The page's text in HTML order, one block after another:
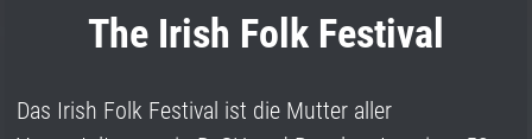
The Irish Folk Festival
Das Irish Folk Festival ist die Mutter aller